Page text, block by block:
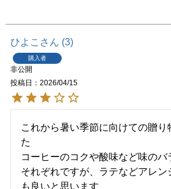
ひよこ 3
購入者
非公開
投稿日
2026/04/15
これから暑い季節に向けての贈り
た
コーヒーのコクや酸味など味のバ
それぞれですが、ラテなどアレ
も良いと思います